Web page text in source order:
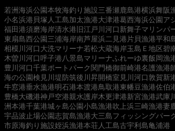
若洲海浜公園本牧海釣り施設三番瀬鹿島港横浜舞阪
小名浜港 貝塚人工島加太漁港大津港葛西海浜公園 ア
福田港須磨海岸清水港 旧江戸川河口 新舞子マリンパ
東扇島西公園 三浦海岸南芦屋浜二見港 片貝漁港平和
相模川河口 大洗マリーナ若松大蔵海岸玉島Ｅ地区碧
木曽川河口呼子港八景島マリーナふれーゆ裏飯岡漁
豊川河口千葉ポートパーク 関門橋御前崎港名護漁港
海の公園検見川堤防筑後川昇開橋室見川河口敦賀新
牛窓港垂水漁港明石港本渡港鳥取港東幡豆漁港佐伯
豊橋大磯港神戸空港親水護岸木更津港新宮漁港武庫
洲本港千葉港城ヶ島公園小島漁港吹上浜三崎漁港妻
宇品波止場公園志賀島漁港大三島フィッシングパー
市原海釣り施設姪浜漁港本荘人工島古宇利島亀浦港